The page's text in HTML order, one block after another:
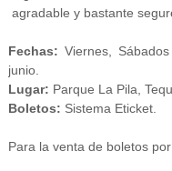
agradable y bastante
Fechas: Viernes,
junio.
Lugar: Parque La Pila,
Boletos: Sistema Eticket.
Para la venta de boletos